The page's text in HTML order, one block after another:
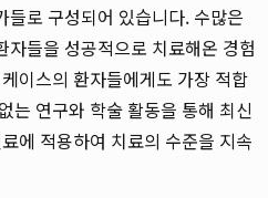
로 구성되어 있습니다. 수많은
들을 성공적으로 치료해온 경험
이스의 환자들에게도 가장 적합
는 연구와 학술 활동을 통해 최신
에 적용하여 치료의 수준을 지속